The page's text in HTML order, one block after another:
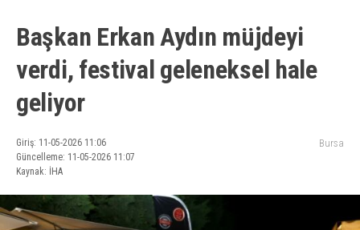
Başkan Erkan Aydın müjdeyi
verdi, festival geleneksel hale
geliyor
Giriş: 11-05-2026 11:06
Güncelleme: 11-05-2026 11:07
Kaynak: İHA
Bursa